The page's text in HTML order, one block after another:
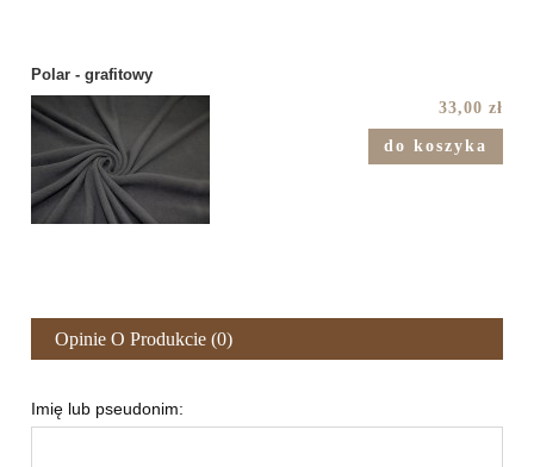
Polar - grafitowy
33,00 zł
do koszyka
Opinie O Produkcie (0)
Imię lub pseudonim: